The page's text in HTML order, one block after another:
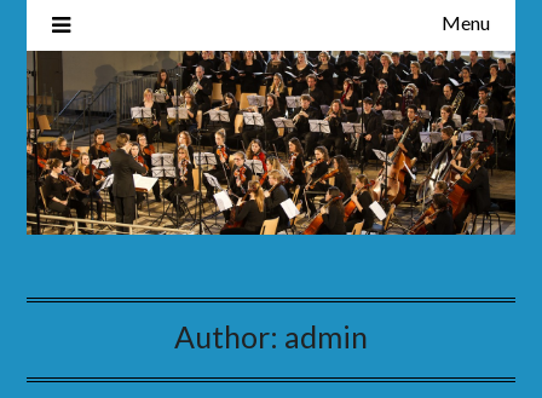
Menu
Author: admin